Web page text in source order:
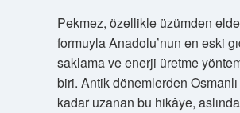
Pekmez, özellikle üzümden
formuyla Anadolu’nun en eski
saklama ve enerji üretme
biri. Antik dönemlerden Osmanlı
kadar uzanan bu hikâye,